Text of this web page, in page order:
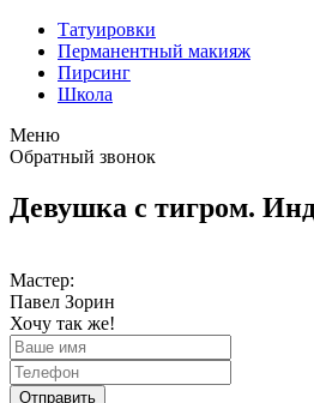
Татуировки
Перманентный макияж
Пирсинг
Школа
Меню
Обратный звонок
Девушка с тигром.
Мастер:
Павел Зорин
Хочу так же!
Отправить